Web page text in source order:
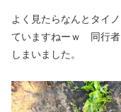
よく見たらなんとタイ
ていますねーｗ 同行者
しまいました。